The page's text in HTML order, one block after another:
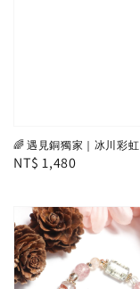
🌈 遇見銅獨家｜冰川彩
Regular
NT$ 1,480